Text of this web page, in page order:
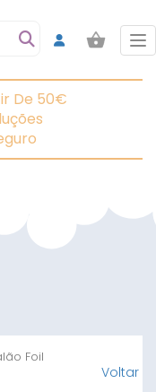
De 50€
Foil
Voltar